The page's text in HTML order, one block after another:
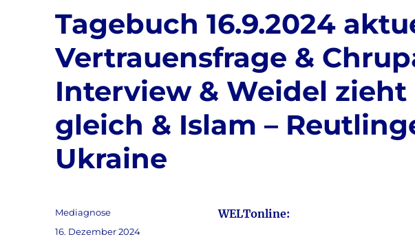
Tagebuch 16.9.2024
Vertrauensfrage &
Interview & Weidel
gleich & Islam –
Ukraine
WELTonline:
Autor
Mediagnose
Veröffentlicht
16. Dezember 2024